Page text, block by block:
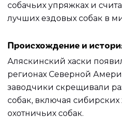
собачьих упряжках и
лучших ездовых собак в
Происхождение и
Аляскинский хаски
регионах Северной
заводчики скрещивали
собак, включая сибирских
охотничьих собак.